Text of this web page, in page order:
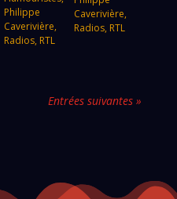
Philippe
Caverivière,
Radios, RTL
Caverivière,
Radios, RTL
Entrées suivantes »